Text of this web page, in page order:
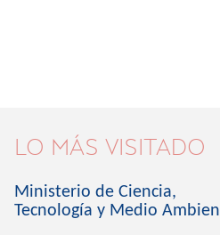
LO MÁS VISITADO
Ministerio de Ciencia,
Tecnología y Medio